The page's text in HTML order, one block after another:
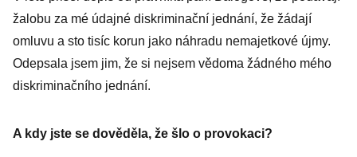
žalobu za mé údajné diskriminační jednání, že žádají
omluvu a sto tisíc korun jako náhradu nemajetkové újmy.
Odepsala jsem jim, že si nejsem vědoma žádného mého
diskriminačního jednání.
A kdy jste se dověděla, že šlo o provokaci?